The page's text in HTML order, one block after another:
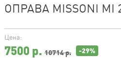
ОПРАВА MISSONI MI
Цена:
7500р. 10714 р. -29%